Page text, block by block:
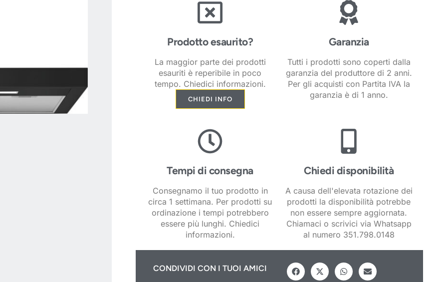
Prodotto esaurito?
La maggior parte dei prodotti
esauriti è reperibile in poco
tempo. Chiedici informazioni.
CHIEDI INFO
Garanzia
Tutti i prodotti sono coperti dalla
garanzia del produttore di 2 anni.
Per gli acquisti con Partita IVA la
garanzia è di 1 anno.
Tempi di consegna
Consegnamo il tuo prodotto in
circa 1 settimana. Per prodotti su
ordinazione i tempi potrebbero
essere più lunghi. Chiedici
informazioni.
Chiedi disponibilità
A causa dell'elevata rotazione dei
prodotti la disponibilità potrebbe
non essere sempre aggiornata.
Chiamaci o scrivici via Whatsapp
al numero 351.798.0148
CONDIVIDI CON I TUOI AMICI